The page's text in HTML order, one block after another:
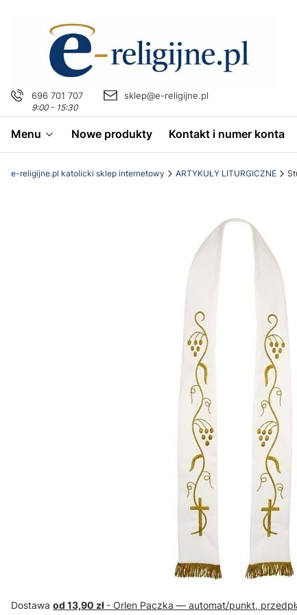
696 701 707
9:00 - 15:30
sklep@e-religijne.pl
Menu Nowe produkty Kontakt i numer konta
e-religijne.pl katolicki sklep internetowy ARTYKUŁY LITURGICZNE
Dostawa od 13,90 zł - Orlen Paczka — automat/punkt,